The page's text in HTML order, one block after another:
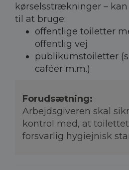
kørselsstrækninger –
til at bruge:
offentlige toiletter
offentlig vej
publikumstoiletter
caféer m.m.)
Forudsætning:
Arbejdsgiveren skal
kontrol med, at
forsvarlig hygiejnisk